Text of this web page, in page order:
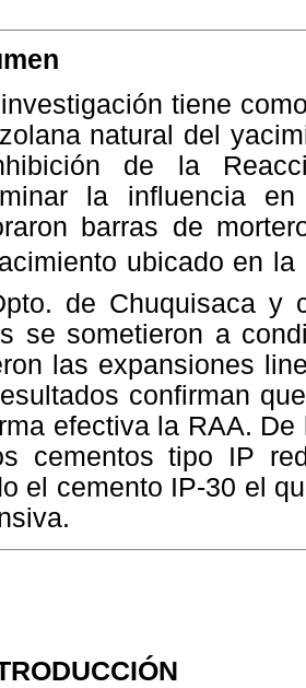
tiene
natural del
de la
la influencia
barras de
ubicado en la
de Chuquisaca y
se sometieron a
las expansiones
confirman
efectiva la RAA.
cementos tipo IP
el cemento IP-30 el